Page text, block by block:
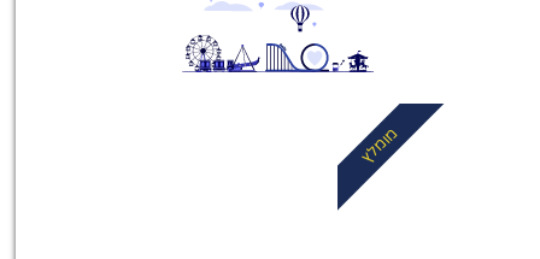
מומלץ